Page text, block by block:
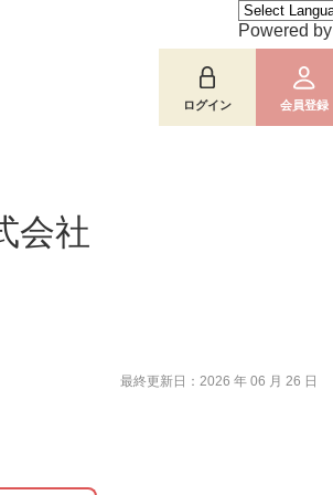
ログイン 会員登録
Powered by
会社
最終更新日：2026 年 06 月 26 日